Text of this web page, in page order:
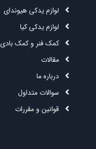
لوازم یدکی هیوندای
لوازم یدکی کیا
کمک فنر و کمک بادی
مقالات
درباره ما
سوالات متداول
قوانین و مقررات